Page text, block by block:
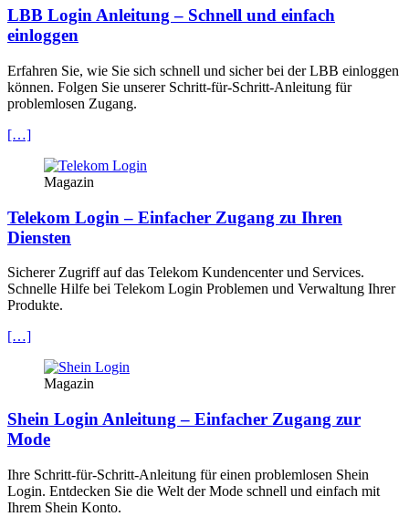
LBB Login Anleitung – Schnell und einfach
einloggen
Erfahren Sie, wie Sie sich schnell und sicher bei der LBB einloggen
können. Folgen Sie unserer Schritt-für-Schritt-Anleitung für
problemlosen Zugang.
[…]
Magazin
Telekom Login – Einfacher Zugang zu Ihren
Diensten
Sicherer Zugriff auf das Telekom Kundencenter und Services.
Schnelle Hilfe bei Telekom Login Problemen und Verwaltung Ihrer
Produkte.
[…]
Magazin
Shein Login Anleitung – Einfacher Zugang zur
Mode
Ihre Schritt-für-Schritt-Anleitung für einen problemlosen Shein
Login. Entdecken Sie die Welt der Mode schnell und einfach mit
Ihrem Shein Konto.